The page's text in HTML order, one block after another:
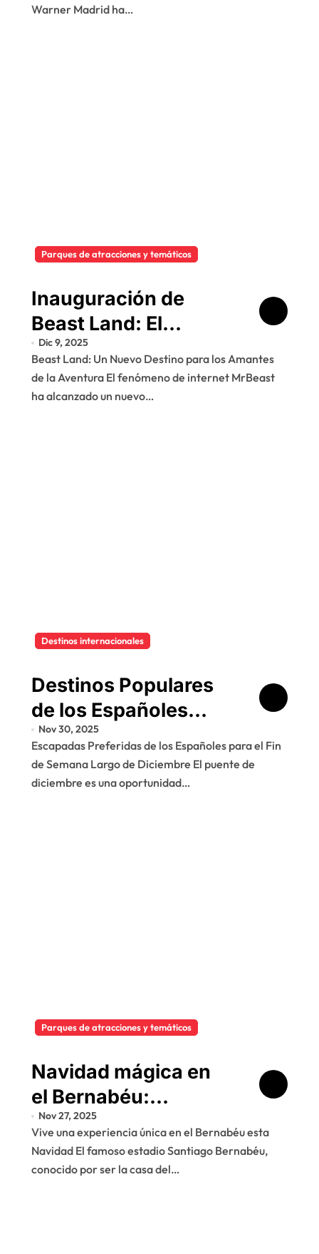
Warner Madrid ha…
Parques de atracciones y temáticos
Inauguración de
Beast Land: El
parque temático
inspirado en MrBeast
Dic 9, 2025
Beast Land: Un Nuevo Destino para los Amantes
de la Aventura El fenómeno de internet MrBeast
ha alcanzado un nuevo…
Destinos internacionales
Destinos Populares
de los Españoles
para el Puente de
Diciembre
Nov 30, 2025
Escapadas Preferidas de los Españoles para el Fin
de Semana Largo de Diciembre El puente de
diciembre es una oportunidad…
Parques de atracciones y temáticos
Navidad mágica en
el Bernabéu:
descubre el nuevo
parque temático de
Navidad
Nov 27, 2025
Vive una experiencia única en el Bernabéu esta
Navidad El famoso estadio Santiago Bernabéu,
conocido por ser la casa del…